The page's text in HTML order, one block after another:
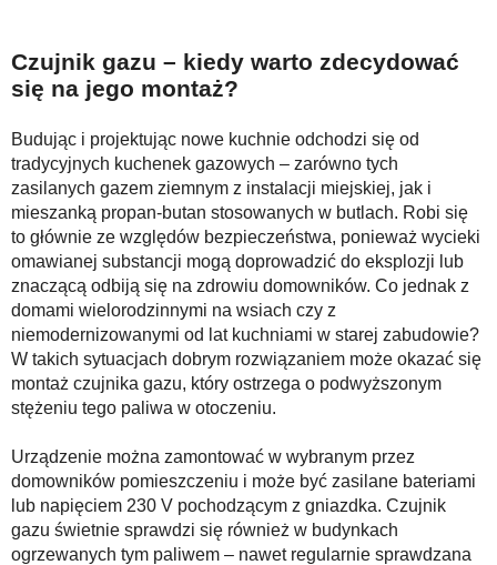
Czujnik gazu – kiedy warto zdecydować
się na jego montaż?
Budując i projektując nowe kuchnie odchodzi się od
tradycyjnych kuchenek gazowych – zarówno tych
zasilanych gazem ziemnym z instalacji miejskiej, jak i
mieszanką propan-butan stosowanych w butlach. Robi się
to głównie ze względów bezpieczeństwa, ponieważ wycieki
omawianej substancji mogą doprowadzić do eksplozji lub
znaczącą odbiją się na zdrowiu domowników. Co jednak z
domami wielorodzinnymi na wsiach czy z
niemodernizowanymi od lat kuchniami w starej zabudowie?
W takich sytuacjach dobrym rozwiązaniem może okazać się
montaż czujnika gazu, który ostrzega o podwyższonym
stężeniu tego paliwa w otoczeniu.
Urządzenie można zamontować w wybranym przez
domowników pomieszczeniu i może być zasilane bateriami
lub napięciem 230 V pochodzącym z gniazdka. Czujnik
gazu świetnie sprawdzi się również w budynkach
ogrzewanych tym paliwem – nawet regularnie sprawdzana